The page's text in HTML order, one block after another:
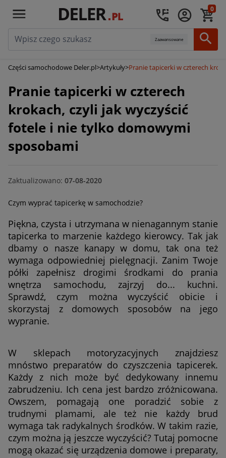
0
Zaawansowane
Części samochodowe Deler.pl>Artykuły>Pranie tapicerki w czterech
Pranie tapicerki w czterech
krokach, czyli jak wyczyścić
fotele i nie tylko domowymi
sposobami
Zaktualizowano: 07-08-2020
Czym wyprać tapicerkę w samochodzie?
Piękna, czysta i utrzymana w nienagannym stanie
tapicerka to marzenie każdego kierowcy. Tak jak
dbamy o nasze kanapy w domu, tak ona też
wymaga odpowiedniej pielęgnacji. Zanim Twoje
półki zapełnisz drogimi środkami do prania
wnętrza samochodu, zajrzyj do... kuchni.
Sprawdź, czym można wyczyścić obicie i
skorzystaj z domowych sposobów na jego
wypranie.
W sklepach motoryzacyjnych znajdziesz
mnóstwo preparatów do czyszczenia tapicerek.
Każdy z nich może być dedykowany innemu
zabrudzeniu. Ich cena jest bardzo zróżnicowana.
Owszem, pomagają one poradzić sobie z
trudnymi plamami, ale też nie każdy brud
wymaga tak radykalnych środków. W takim razie,
czym można ją jeszcze wyczyścić? Tutaj pomocne
mogą okazać się urządzenia domowe i preparaty,